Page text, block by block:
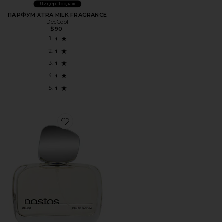
Лидер Продаж
ПАРФУМ XTRA MILK FRAGRANCE
DedCool
$90
Favorite ПАРФЮМЕРНАЯ ВОДА CALICO